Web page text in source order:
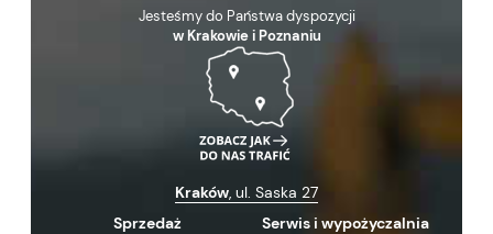
Jesteśmy do Państwa dyspozycji
w Krakowie i Poznaniu
Kraków, ul. Saska 27
Sprzedaż
Serwis i wypożyczalnia